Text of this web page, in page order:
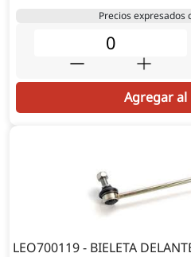
Precios expresados
Agregar al
LEO700119 - BIELETA